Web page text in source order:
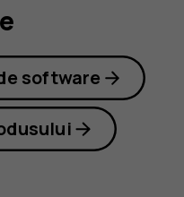
software